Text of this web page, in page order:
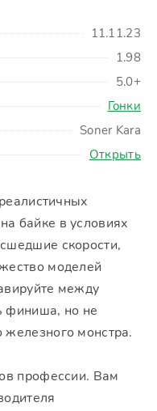
11.11.23
1.98
5.0+
Гонки
Soner Kara
Открыть
на байке в условиях
скорости,
моделей
между
финиша, но не
монстра.
профессии. Вам